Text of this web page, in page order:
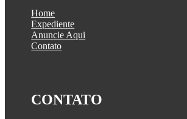
Home
Expediente
Anuncie Aqui
Contato
CONTATO